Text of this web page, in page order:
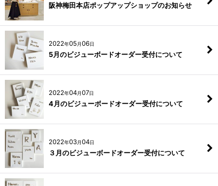
阪神梅田本店ポップアップショップのお知らせ
2022年05 月06日
5月のビジューボードオーダー受付について
2022年04月07日
4月のビジューボードオーダー受付について
2022年03月04日
３月のビジューボードオーダー受付について